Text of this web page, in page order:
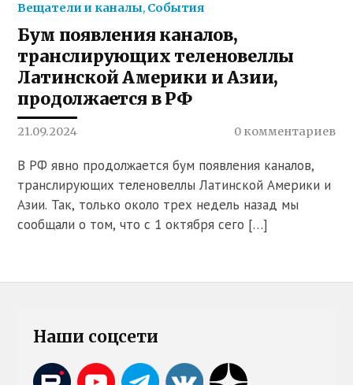
Вещатели и каналы, События
Бум появления каналов,
транслирующих теленовеллы
Латинской Америки и Азии,
продолжается в РФ
21.09.2024 0 комментариев
В РФ явно продолжается бум появления каналов,
транслирующих теленовеллы Латинской Америки и
Азии. Так, только около трех недель назад мы
сообщали о том, что с 1 октября сего […]
Наши соцсети